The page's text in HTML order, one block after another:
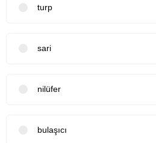
turp
sari
nilüfer
bulaşıcı